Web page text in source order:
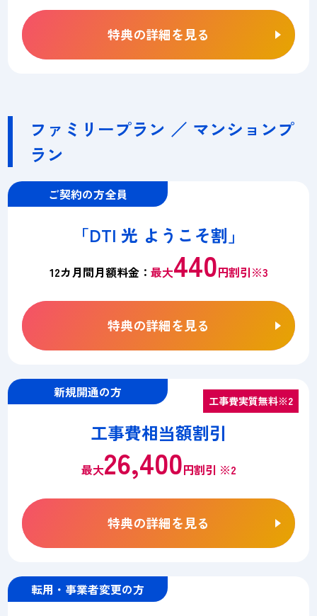
特典の詳細を見る
ファミリープラン ／ マンションプ
ラン
ご契約の方全員
「DTI 光 ようこそ割」
12カ月間月額料金： 最大440円割引※3
特典の詳細を見る
新規開通の方
工事費実質無料※2
工事費相当額割引
最大26,400円割引 ※2
特典の詳細を見る
転用・事業者変更の方